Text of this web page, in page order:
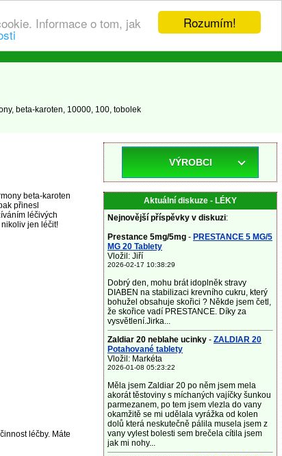
Rozumím!
Informace o tom, jak
beta-karoten, 10000, 100, tobolek
beta-karoten
přinesl
léčivých
jen léčit!
léčby. Máte
VÝROBCI
Aktuální diskuze - LÉKY
Nejnovější příspěvky v diskuzi:
Prestance 5mg/5mg - PRESTANCE 5 MG/5
MG 20 Tablety
Vložil: Jiří
2026-02-17 10:38:29
Dobrý den, mohu brát idoplněk stravy
DIABEN na stabilizaci krevního cukru, který
bohužel obsahuje skořici ? Někde jsem četl,
že skořice vadí PRESTANCE. Díky za
vysvětlení.Jirka...
Zaldiar 20 neblahe ucinky - ZALDIAR 20
Potahované tablety
Vložil: Markéta
2026-01-08 05:23:22
Měla jsem Zaldiar 20 po něm jsem mela
akorát těstoviny s míchaných vajíčky šunkou
parmezanem, po tem jsem vlezla do vany
okamžitě se mi udělala vyrážka od kolen
dolů která neskutečně pálila musela jsem z
vany vylest bolesti sem brečela cítila jsem
jak mi nohy...